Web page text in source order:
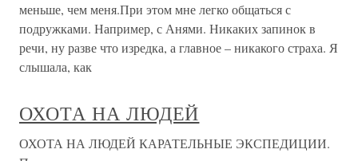
меньше, чем меня.При этом мне легко общаться с
подружками. Например, с Анями. Никаких запинок в
речи, ну разве что изредка, а главное – никакого страха. Я
слышала, как
ОХОТА НА ЛЮДЕЙ
ОХОТА НА ЛЮДЕЙ КАРАТЕЛЬНЫЕ ЭКСПЕДИЦИИ.